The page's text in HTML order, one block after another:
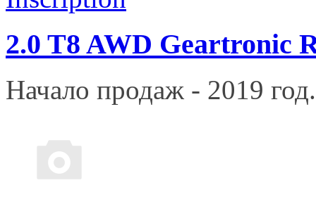
2.0 T8 AWD Geartronic
Начало продаж - 2019